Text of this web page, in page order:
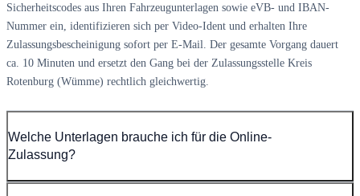
Sicherheitscodes aus Ihren Fahrzeugunterlagen sowie eVB- und IBAN-
Nummer ein, identifizieren sich per Video-Ident und erhalten Ihre
Zulassungsbescheinigung sofort per E-Mail. Der gesamte Vorgang dauert
ca. 10 Minuten und ersetzt den Gang bei der Zulassungsstelle Kreis
Rotenburg (Wümme) rechtlich gleichwertig.
Welche Unterlagen brauche ich für die Online-
Zulassung?